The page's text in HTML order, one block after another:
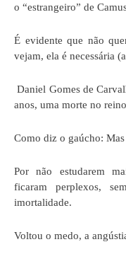
o “estrangeiro” de
É evidente que não
vejam, ela é necessária
Daniel Gomes de
anos, uma morte no
Como diz o gaúcho:
Por não estudarem
ficaram perplexos,
imortalidade.
Voltou o medo, a